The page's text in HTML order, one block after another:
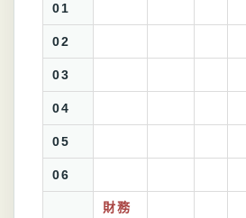
01
02
03
04
05
06
財務